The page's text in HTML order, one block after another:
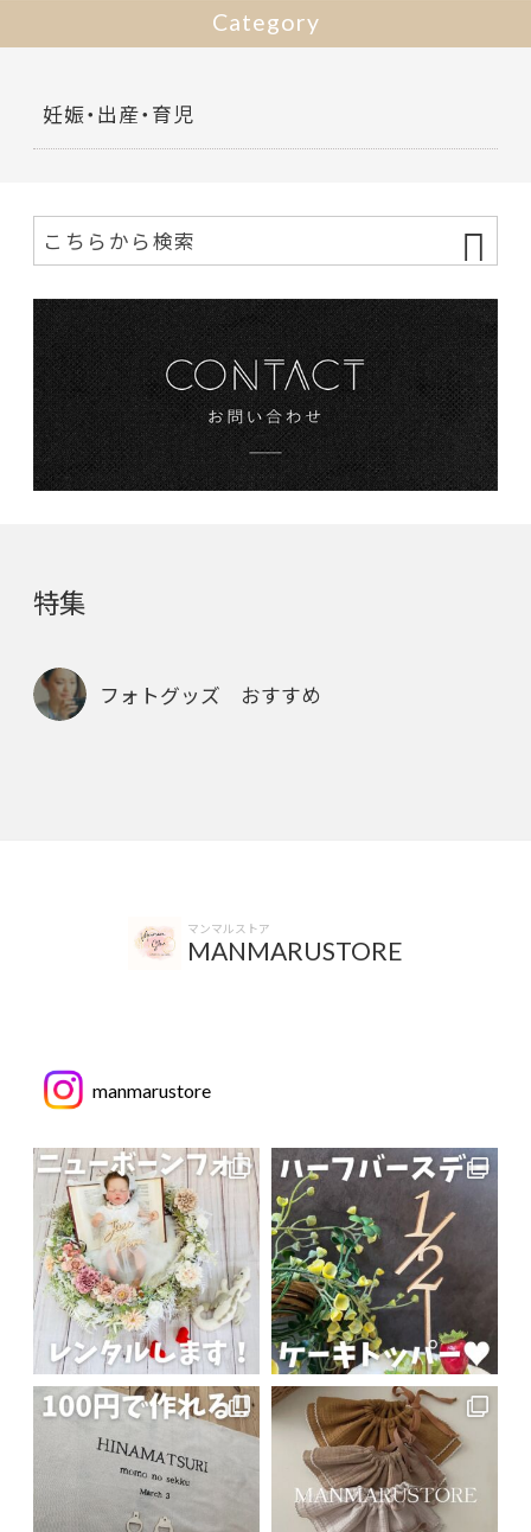
Category
妊娠・出産・育児
特集
フォトグッズ おすすめ
マンマルストア
MANMARUSTORE
manmarustore